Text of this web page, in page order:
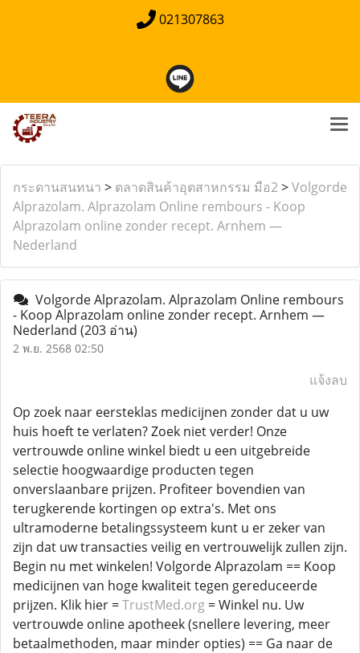
021307863
กระดานสนทนา > ตลาดสินค้าอุตสาหกรรม มือ2>Volgorde
Alprazolam. Alprazolam Online rembours - Koop
Alprazolam online zonder recept. Arnhem —
Nederland
Volgorde Alprazolam. Alprazolam Online rembours
- Koop Alprazolam online zonder recept. Arnhem —
Nederland (203 อ่าน)
2 พ.ย. 2568 02:50
แจ้งลบ
Op zoek naar eersteklas medicijnen zonder dat u uw
huis hoeft te verlaten? Zoek niet verder! Onze
vertrouwde online winkel biedt u een uitgebreide
selectie hoogwaardige producten tegen
onverslaanbare prijzen. Profiteer bovendien van
terugkerende kortingen op extra's. Met ons
ultramoderne betalingssysteem kunt u er zeker van
zijn dat uw transacties veilig en vertrouwelijk zullen zijn.
Begin nu met winkelen! Volgorde Alprazolam == Koop
medicijnen van hoge kwaliteit tegen gereduceerde
prijzen. Klik hier =TrustMed.org = Winkel nu. Uw
vertrouwde online apotheek (snellere levering, meer
betaalmethoden, maar minder opties) == Ga naar de